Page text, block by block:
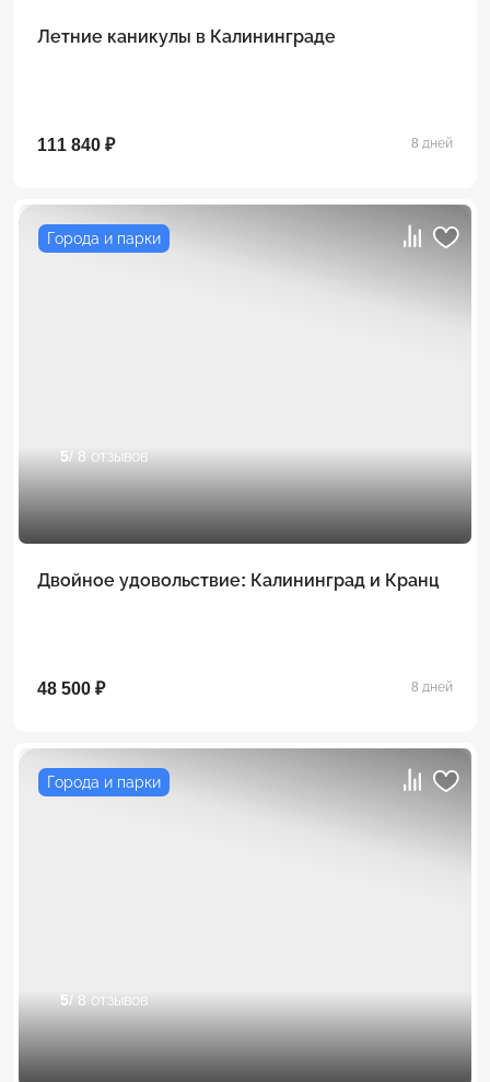
Летние каникулы в Калининграде
111 840 ₽ 8 дней
Города и парки
5/ 8 отзывов
Двойное удовольствие: Калининград и Кранц
48 500 ₽ 8 дней
Города и парки
5/ 8 отзывов